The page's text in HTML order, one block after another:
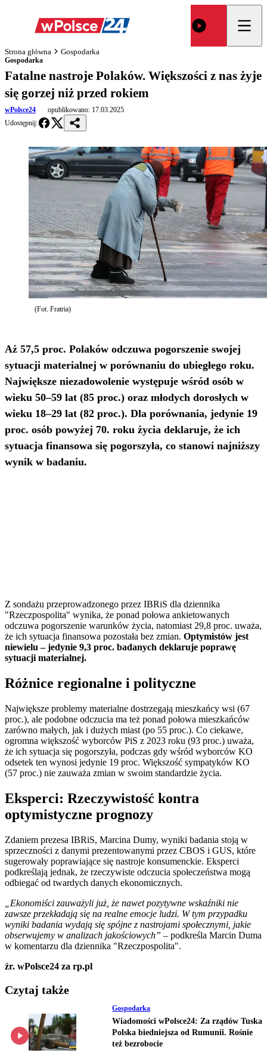
Strona główna Gospodarka
Gospodarka
Fatalne nastroje Polaków. Większości z nas żyje
się gorzej niż przed rokiem
wPolsce24 opublikowano: 17.03.2025
Udostępnij:
(Fot. Fratria)
Aż 57,5 proc. Polaków odczuwa pogorszenie swojej
sytuacji materialnej w porównaniu do ubiegłego roku.
Największe niezadowolenie występuje wśród osób w
wieku 50–59 lat (85 proc.) oraz młodych dorosłych w
wieku 18–29 lat (82 proc.). Dla porównania, jedynie 19
proc. osób powyżej 70. roku życia deklaruje, że ich
sytuacja finansowa się pogorszyła, co stanowi najniższy
wynik w badaniu.
Z sondażu przeprowadzonego przez IBRiS dla dziennika
"Rzeczpospolita" wynika, że ponad połowa ankietowanych
odczuwa pogorszenie warunków życia, natomiast 29,8 proc. uważa,
że ich sytuacja finansowa pozostała bez zmian. Optymistów jest
niewielu – jedynie 9,3 proc. badanych deklaruje poprawę
sytuacji materialnej.
Różnice regionalne i polityczne
Największe problemy materialne dostrzegają mieszkańcy wsi (67
proc.), ale podobne odczucia ma też ponad połowa mieszkańców
zarówno małych, jak i dużych miast (po 55 proc.). Co ciekawe,
ogromna większość wyborców PiS z 2023 roku (93 proc.) uważa,
że ich sytuacja się pogorszyła, podczas gdy wśród wyborców KO
odsetek ten wynosi jedynie 19 proc. Większość sympatyków KO
(57 proc.) nie zauważa zmian w swoim standardzie życia.
Eksperci: Rzeczywistość kontra
optymistyczne prognozy
Zdaniem prezesa IBRiS, Marcina Dumy, wyniki badania stoją w
sprzeczności z danymi prezentowanymi przez CBOS i GUS, które
sugerowały poprawiające się nastroje konsumenckie. Eksperci
podkreślają jednak, że rzeczywiste odczucia społeczeństwa mogą
odbiegać od twardych danych ekonomicznych.
„Ekonomiści zauważyli już, że nawet pozytywne wskaźniki nie
zawsze przekładają się na realne emocje ludzi. W tym przypadku
wyniki badania wydają się spójne z nastrojami społecznymi, jakie
obserwujemy w analizach jakościowych” – podkreśla Marcin Duma
w komentarzu dla dziennika "Rzeczpospolita".
źr. wPolsce24 za rp.pl
Czytaj także
Gospodarka
Wiadomości wPolsce24: Za rządów Tuska
Polska biedniejsza od Rumunii. Rośnie
też bezrobocie